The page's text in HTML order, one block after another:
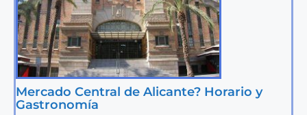
Mercado Central de Alicante? Horario y
Gastronomía